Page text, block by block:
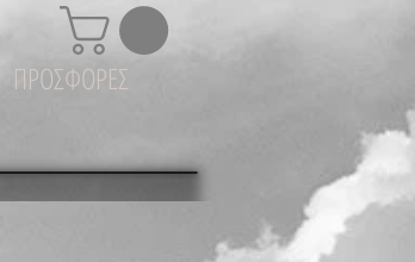
ΠΡΟΣΦΟΡΕΣ